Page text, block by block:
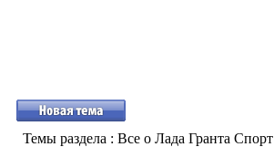
Темы раздела : Все о Лада Гранта Спорт